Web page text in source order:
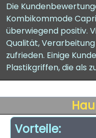
Die
Kombikommode
überwiegend positiv.
Qualität,
zufrieden. Einige
Plastikgriffen, die als
Vorteile: